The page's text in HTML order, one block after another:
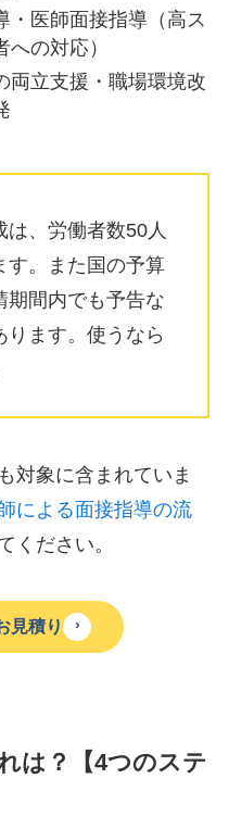
・医師面接指導（高ス
への対応）
両立支援・職場環境改
は、労働者数50人
す。また国の予算
期間内でも予告な
ります。使うなら
対象に含まれていま
による面接指導の流
ください。
見積り ›
は？【4つのステ